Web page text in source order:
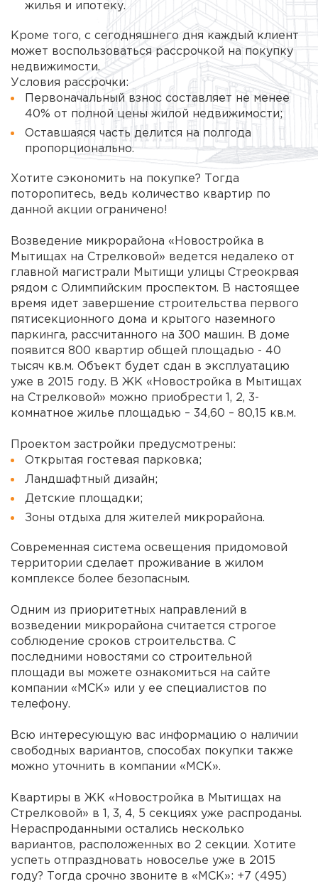
жилья и ипотеку.
Кроме того, с сегодняшнего дня каждый клиент
может воспользоваться рассрочкой на покупку
недвижимости.
Условия рассрочки:
Первоначальный взнос составляет не менее
40% от полной цены жилой недвижимости;
Оставшаяся часть делится на полгода
пропорционально.
Хотите сэкономить на покупке? Тогда
поторопитесь, ведь количество квартир по
данной акции ограничено!
Возведение микрорайона «Новостройка в
Мытищах на Стрелковой» ведется недалеко от
главной магистрали Мытищи улицы Стреокрвая
рядом с Олимпийским проспектом. В настоящее
время идет завершение строительства первого
пятисекционного дома и крытого наземного
паркинга, рассчитанного на 300 машин. В доме
появится 800 квартир общей площадью - 40
тысяч кв.м. Объект будет сдан в эксплуатацию
уже в 2015 году. В ЖК «Новостройка в Мытищах
на Стрелковой» можно приобрести 1, 2, 3-
комнатное жилье площадью – 34,60 – 80,15 кв.м.
Проектом застройки предусмотрены:
Открытая гостевая парковка;
Ландшафтный дизайн;
Детские площадки;
Зоны отдыха для жителей микрорайона.
Современная система освещения придомовой
территории сделает проживание в жилом
комплексе более безопасным.
Одним из приоритетных направлений в
возведении микрорайона считается строгое
соблюдение сроков строительства. С
последними новостями со строительной
площади вы можете ознакомиться на сайте
компании « МСК» или у ее специалистов по
телефону.
Всю интересующую вас информацию о наличии
свободных вариантов, способах покупки также
можно уточнить в компании « МСК».
Квартиры в ЖК «Новостройка в Мытищах на
Стрелковой» в 1, 3, 4, 5 секциях уже распроданы.
Нераспроданными остались несколько
вариантов, расположенных во 2 секции. Хотите
успеть отпраздновать новоселье уже в 2015
году? Тогда срочно звоните в « МСК»: +7 (495)